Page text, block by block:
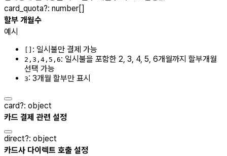
card_quota?: number[]
할부 개월수
예시
: 일시불만 결제 가능
2,3,4,5,6: 일시불을 포함한 2, 3, 4, 5, 6개월까지 할부개월
선택 가능
3: 3개월 할부만 표시
card?: object
카드 결제 관련 설정
direct?: object
카드사 다이렉트 호출 설정